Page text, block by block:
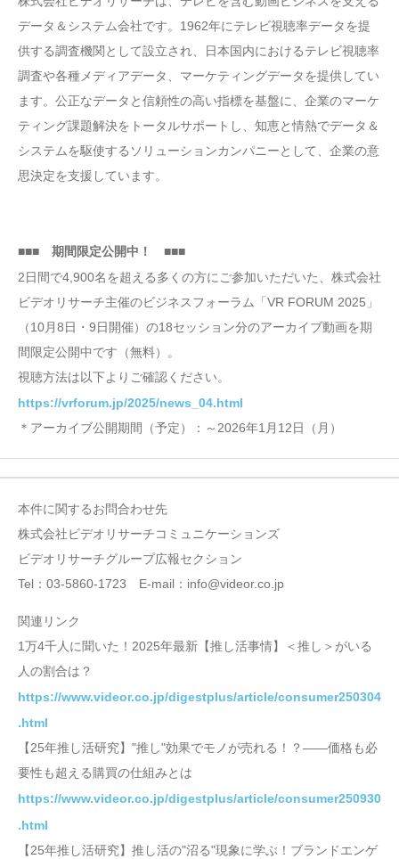
データ＆システム会社です。1962年にテレビ視聴率データを提
供する調査機関として設立され、日本国内におけるテレビ視聴率
調査や各種メディアデータ、マーケティングデータを提供してい
ます。公正なデータと信頼性の高い指標を基盤に、企業のマーケ
ティング課題解決をトータルサポートし、知恵と情熱でデータ＆
システムを駆使するソリューションカンパニーとして、企業の意
思決定を支援しています。
■■■ 期間限定公開中！ ■■■
2日間で4,900名を超える多くの方にご参加いただいた、株式会社
ビデオリサーチ主催のビジネスフォーラム「VR FORUM 2025」
（10月8日・9日開催）の18セッション分のアーカイブ動画を期
間限定公開中です（無料）。
視聴方法は以下よりご確認ください。
https://vrforum.jp/2025/news_04.html
＊アーカイブ公開期間（予定）：～2026年1月12日（月）
本件に関するお問合わせ先
株式会社ビデオリサーチコミュニケーションズ
ビデオリサーチグループ広報セクション
Tel：03-5860-1723 E-mail：info@videor.co.jp
関連リンク
1万4千人に聞いた！2025年最新【推し活事情】＜推し＞がいる
人の割合は？
https://www.videor.co.jp/digestplus/article/consumer250304
.html
【25年推し活研究】"推し"効果でモノが売れる！？――価格も必
要性も超える購買の仕組みとは
https://www.videor.co.jp/digestplus/article/consumer250930
.html
【25年推し活研究】推し活の"沼る"現象に学ぶ！ブランドエンゲ